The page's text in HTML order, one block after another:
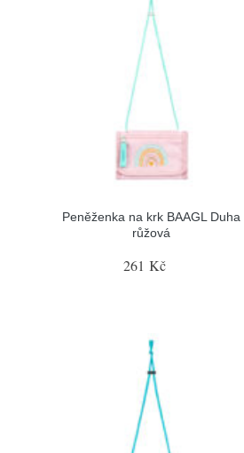
Peněženka na krk BAAGL Duha
růžová
261 Kč